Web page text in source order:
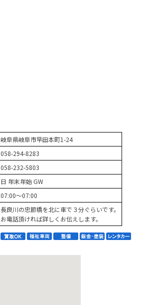
岐阜県岐阜市早田本町1-24
058-294-8283
058-232-5803
日 年末年始 GW
07:00～07:00
長良川の忠節橋を北に車で３分ぐらいです。
お電話頂ければ詳しくお伝えします。